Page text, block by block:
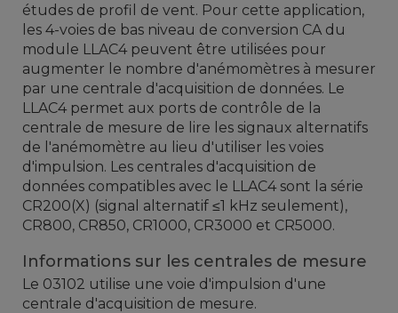
études de profil de vent. Pour cette application,
les 4-voies de bas niveau de conversion CA du
module LLAC4 peuvent être utilisées pour
augmenter le nombre d'anémomètres à mesurer
par une centrale d'acquisition de données. Le
LLAC4 permet aux ports de contrôle de la
centrale de mesure de lire les signaux alternatifs
de l'anémomètre au lieu d'utiliser les voies
d'impulsion. Les centrales d'acquisition de
données compatibles avec le LLAC4 sont la série
CR200(X) (signal alternatif ≤1 kHz seulement),
CR800, CR850, CR1000, CR3000 et CR5000.
Informations sur les centrales de mesure
Le 03102 utilise une voie d'impulsion d'une
centrale d'acquisition de mesure.